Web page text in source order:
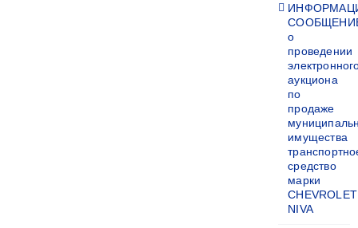
о
проведении
аукциона
по
продаже
имущества
средство
марки
CHEVROLET
NIVA